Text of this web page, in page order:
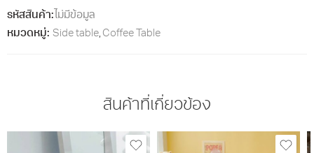
รหัสสินค้า: ไม่มีข้อมูล
หมวดหมู่: Side table, Coffee Table
สินค้าที่เกี่ยวข้อง